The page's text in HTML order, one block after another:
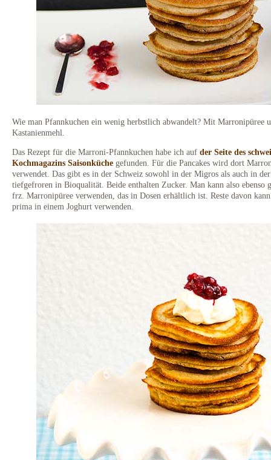
Wie man Pfannkuchen ein wenig herbstlich abwandelt? Mit Marronipüree
Kastanienmehl.
Das Rezept für die Marroni-Pfannkuchen habe ich auf der Seite des
Kochmagazins Saisonküche gefunden. Für die Pancakes wird dort
verwendet. Das gibt es in der Schweiz sowohl in der Migros als auch in
tiefgefroren in Bioqualität. Beide enthalten Zucker. Man kann also ebenso
frz. Marronipüree verwenden, das in Dosen erhältlich ist. Reste davon
prima in einem Joghurt verwenden.